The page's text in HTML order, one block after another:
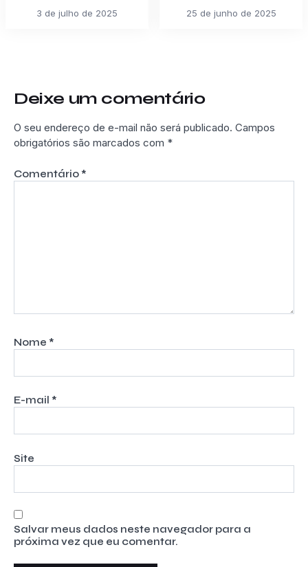
3 de julho de 2025 25 de junho de 2025
Deixe um comentário
O seu endereço de e-mail não será publicado. Campos
obrigatórios são marcados com *
Comentário *
Nome *
E-mail *
Site
Salvar meus dados neste navegador para a
próxima vez que eu comentar.